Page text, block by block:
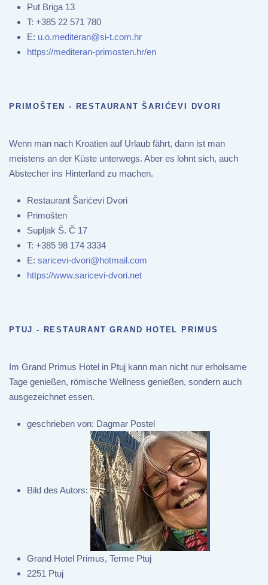
Put Briga 13
T: +385 22 571 780
E: u.o.mediteran@si-t.com.hr
https://mediteran-primosten.hr/en
PRIMOŠTEN - RESTAURANT ŠARIĆEVI DVORI
Wenn man nach Kroatien auf Urlaub fährt, dann ist man
meistens an der Küste unterwegs. Aber es lohnt sich, auch
Abstecher ins Hinterland zu machen.
Restaurant Šarićevi Dvori
Primošten
Supljak Š. Č 17
T: +385 98 174 3334
E: saricevi-dvori@hotmail.com
https://www.saricevi-dvori.net
PTUJ - RESTAURANT GRAND HOTEL PRIMUS
Im Grand Primus Hotel in Ptuj kann man nicht nur erholsame
Tage genießen, römische Wellness genießen, sondern auch
ausgezeichnet essen.
geschrieben von: Dagmar Postel
Bild des Autors:
Grand Hotel Primus, Terme Ptuj
2251 Ptuj